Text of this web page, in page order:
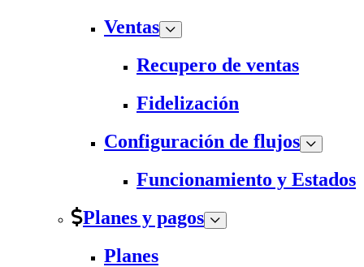
Ventas
Recupero de ventas
Fidelización
Configuración de flujos
Funcionamiento y Estados
Planes y pagos
Planes